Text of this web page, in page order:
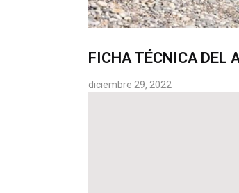
FICHA TÉCNICA DEL
diciembre 29, 2022